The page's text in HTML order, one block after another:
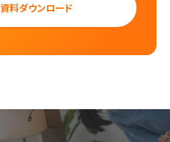
資料ダウンロード